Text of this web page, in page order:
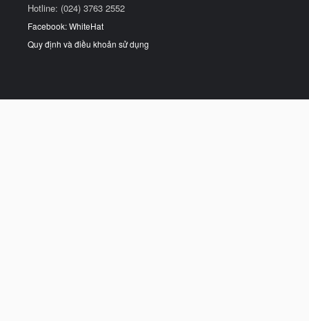
Hotline: (024) 3763 2552
Facebook: WhiteHat
Quy định và điều khoản sử dụng